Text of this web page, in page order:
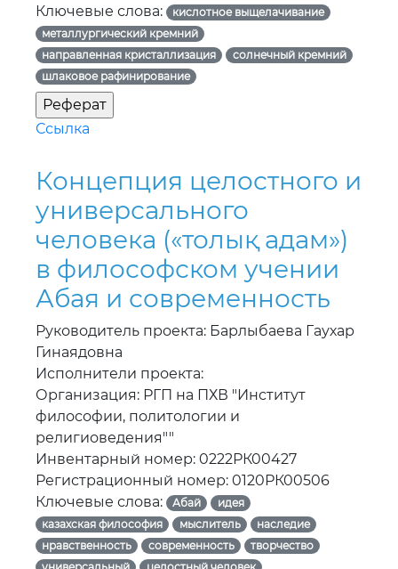
Ключевые слова:
кислотное выщелачивание
металлургический кремний
направленная кристаллизация
солнечный кремний
шлаковое рафинирование
Ссылка
Концепция целостного и
универсального
человека («толық адам»)
в философском учении
Абая и современность
Руководитель проекта: Барлыбаева Гаухар
Гинаядовна
Исполнители проекта:
Организация: РГП на ПХВ "Институт
философии, политологии и
религиоведения""
Инвентарный номер: 0222РК00427
Регистрационный номер: 0120РК00506
Ключевые слова:
Абай
идея
казахская философия
мыслитель
наследие
нравственность
современность
творчество